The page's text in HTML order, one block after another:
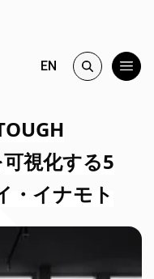
EN
視化する5
・イナモト